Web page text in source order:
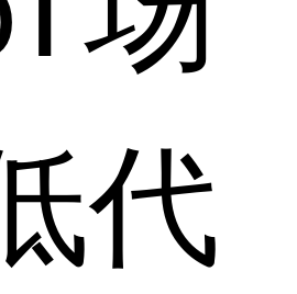
代